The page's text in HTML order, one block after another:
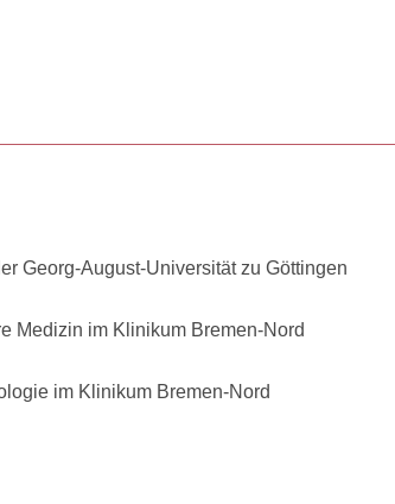
Georg-August-Universität zu Göttingen
Medizin im Klinikum Bremen-Nord
im Klinikum Bremen-Nord